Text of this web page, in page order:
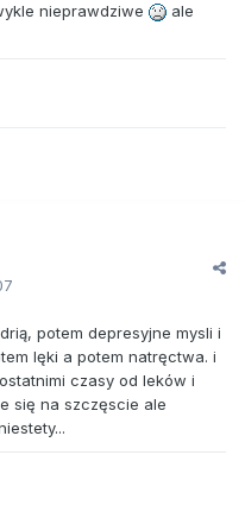
nieprawdziwe
ale
potem depresyjne mysli i
lęki a potem natręctwa. i
czasy od leków i
się na szczęscie ale